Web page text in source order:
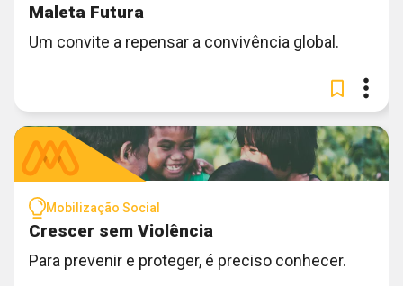
Maleta Futura
Um convite a repensar a convivência global.
Mobilização Social
Crescer sem Violência
Para prevenir e proteger, é preciso conhecer.